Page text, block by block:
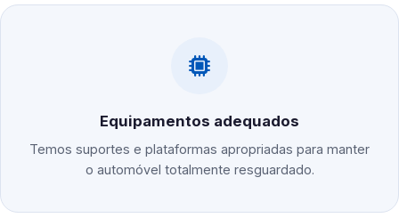
Equipamentos adequados
Temos suportes e plataformas apropriadas para manter
o automóvel totalmente resguardado.